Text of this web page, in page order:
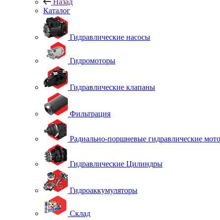
Назад
Каталог
Гидравлические насосы
Гидромоторы
Гидравлические клапаны
Фильтрация
Радиально-поршневые гидравлические
Гидравлические Цилиндры
Гидроаккумуляторы
Склад